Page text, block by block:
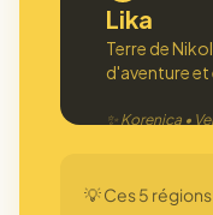
Lika
Terre de
d'aventure
✨ Korenica •
💡 Ces 5